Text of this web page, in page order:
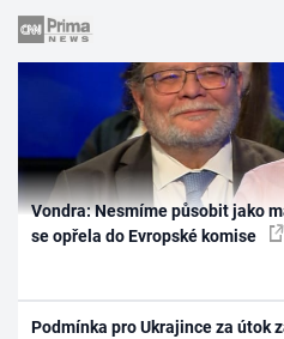
Vondra: Nesmíme působit jako
se opřela do Evropské komise
Podmínka pro Ukrajince za útok